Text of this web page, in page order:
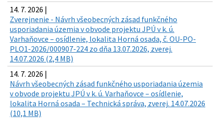
14. 7. 2026 |
Zverejnenie - Návrh všeobecných zásad funkčného
usporiadania územia v obvode projektu JPÚ v k. ú.
Varhaňovce – osídlenie, lokalita Horná osada, č. OU-PO-
PLO1-2026/000907-224 zo dňa 13.07.2026, zverej.
14.07.2026 (2,4 MB)
14. 7. 2026 |
Návrh všeobecných zásad funkčného usporiadania územia
v obvode projektu JPÚ v k. ú. Varhaňovce – osídlenie,
lokalita Horná osada – Technická správa, zverej. 14.07.2026
(10,1 MB)